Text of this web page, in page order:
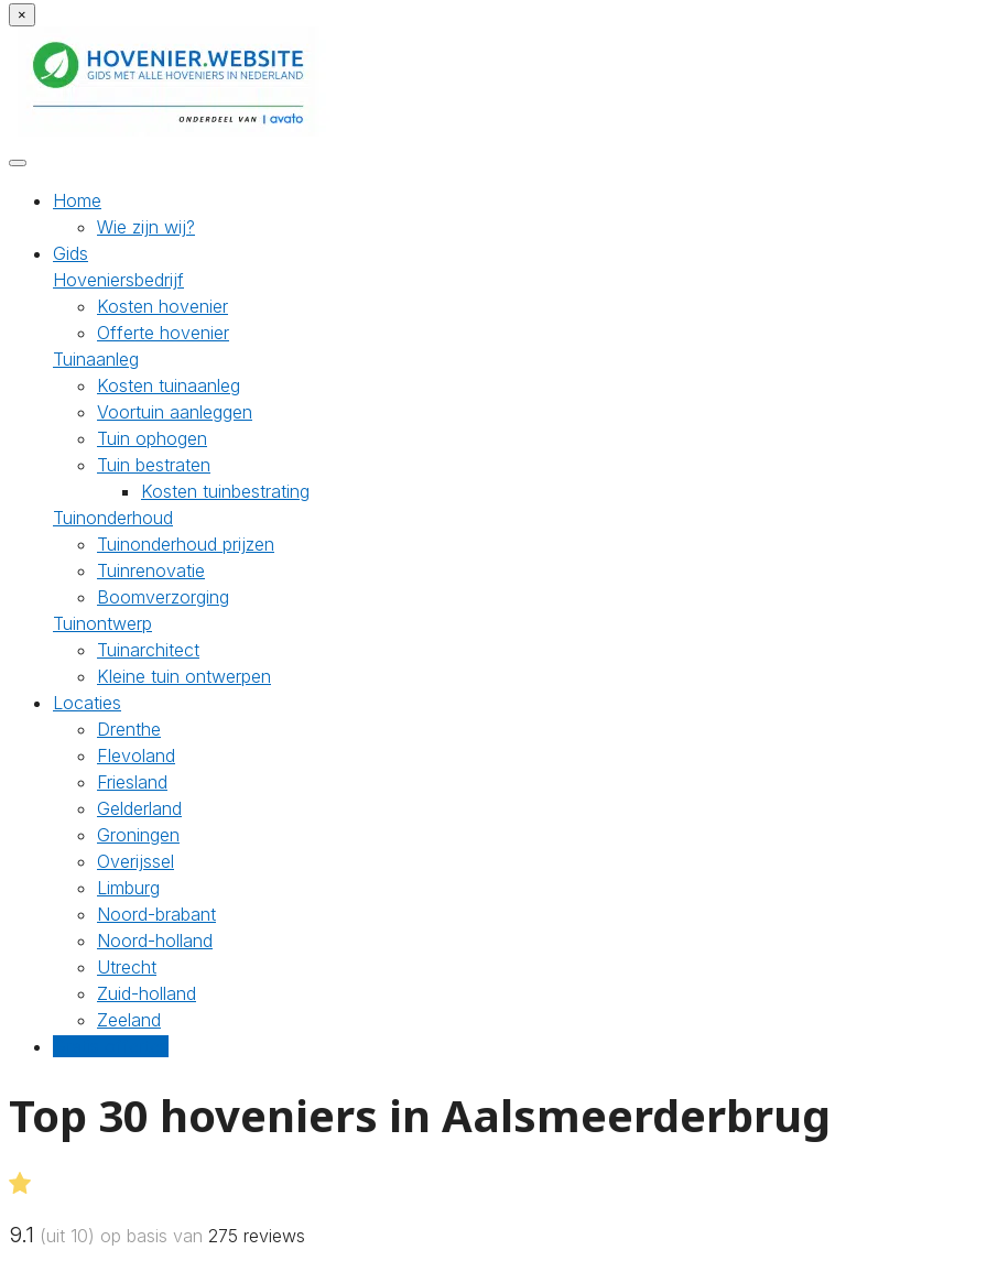
×
Home
Wie zijn wij?
Gids
Hoveniersbedrijf
Kosten hovenier
Offerte hovenier
Tuinaanleg
Kosten tuinaanleg
Voortuin aanleggen
Tuin ophogen
Tuin bestraten
Kosten tuinbestrating
Tuinonderhoud
Tuinonderhoud prijzen
Tuinrenovatie
Boomverzorging
Tuinontwerp
Tuinarchitect
Kleine tuin ontwerpen
Locaties
Drenthe
Flevoland
Friesland
Gelderland
Groningen
Overijssel
Limburg
Noord-brabant
Noord-holland
Utrecht
Zuid-holland
Zeeland
Top 30 hoveniers in Aalsmeerderbrug
9.1 (uit 10) op basis van 275 reviews